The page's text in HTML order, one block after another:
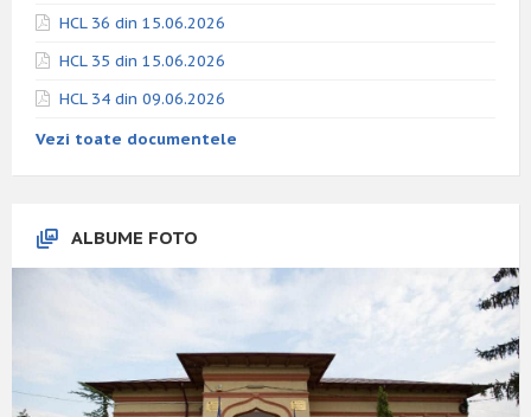
HCL 36 din 15.06.2026
HCL 35 din 15.06.2026
HCL 34 din 09.06.2026
Vezi toate documentele
ALBUME FOTO